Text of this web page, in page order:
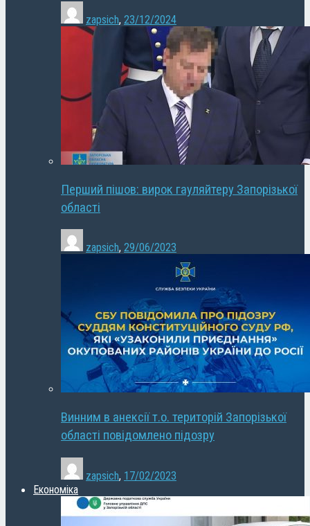
zapsich, 23/12/2024
Перший пішов: вирок гауляйтеру Запорізької
області
zapsich, 29/06/2023
Винним в анексії т.о. територій Запорізької
області повідомлено підозру
zapsich, 17/02/2023
Економіка